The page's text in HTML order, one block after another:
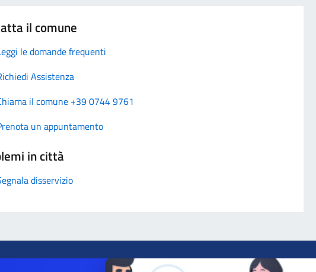
il comune
le domande frequenti
Assistenza
il comune +39 0744 9761
un appuntamento
in città
disservizio